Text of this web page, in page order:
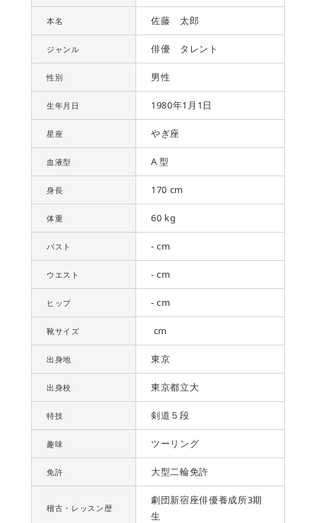
本名 佐藤 太郎
ジャンル 俳優 タレント
性別 男性
生年月日 1980年1月1日
星座 やぎ座
血液型 A 型
身長 170 cm
体重 60 kg
バスト - cm
ウエスト - cm
ヒップ - cm
靴サイズ cm
出身地 東京
出身校 東京都立大
特技 剣道５段
趣味 ツーリング
免許 大型二輪免許
稽古・レッスン歴
劇団新宿座俳優養成所3期
生